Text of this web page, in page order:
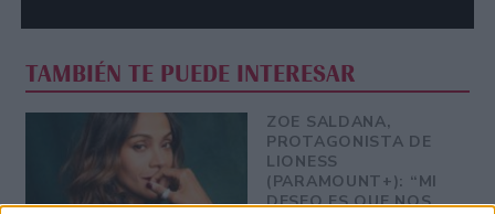
TAMBIÉN TE PUEDE INTERESAR
ZOE SALDANA,
PROTAGONISTA DE
LIONESS
(PARAMOUNT+): “MI
DESEO ES QUE NOS